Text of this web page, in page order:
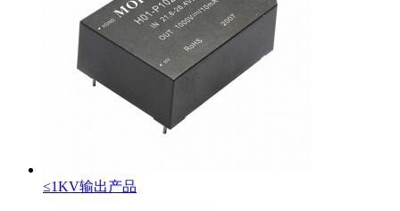
≤1KV输出产品